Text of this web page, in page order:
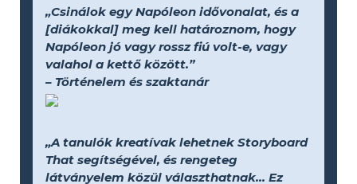
„Csinálok egy Napóleon idővonalat, és a
[diákokkal] meg kell határoznom, hogy
Napóleon jó vagy rossz fiú volt-e, vagy
valahol a kettő között.”
– Történelem és szaktanár
„A tanulók kreatívak lehetnek Storyboard
That segítségével, és rengeteg
látványelem közül választhatnak... Ez